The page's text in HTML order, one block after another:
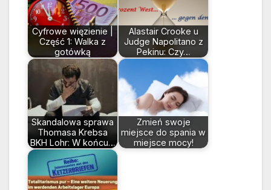
Cyfrowe więzienie |
Część 1: Walka z
gotówką
Alastair Crooke u
Judge Napolitano z
Pekinu: Czy…
Skandalowa sprawa
Thomasa Krebsa
BKH Lohr: W końcu…
Zmień swoje
miejsce do spania w
miejsce mocy!